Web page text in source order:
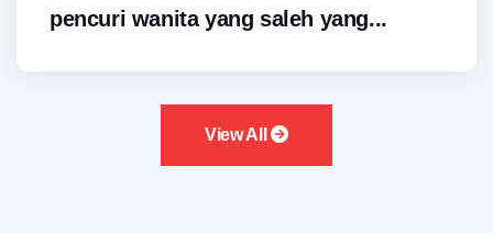
pencuri wanita yang saleh yang...
View All